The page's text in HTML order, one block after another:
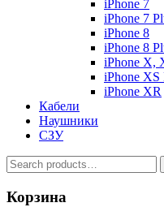
iPhone 7
iPhone 7
iPhone 8
iPhone 8
iPhone X,
iPhone XS
iPhone XR
Кабели
Наушники
СЗУ
Search
for:
Корзина